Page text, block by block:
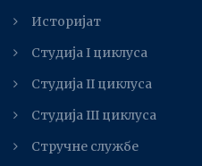
Историјат
Студија I циклуса
Студија II циклуса
Студијa III циклуса
Стручне службе